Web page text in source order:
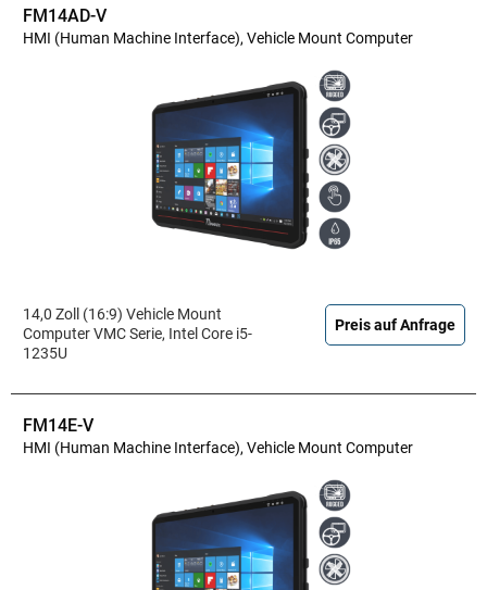
FM14AD-V
HMI (Human Machine Interface), Vehicle Mount Computer
14,0 Zoll (16:9) Vehicle Mount
Computer VMC Serie, Intel Core i5-
1235U
Preis auf Anfrage
FM14E-V
HMI (Human Machine Interface), Vehicle Mount Computer